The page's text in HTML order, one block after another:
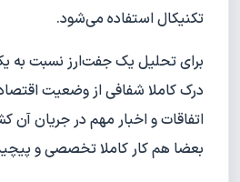
تکنیکال استفاده می‌شود.
برای تحلیل یک جفت‌ارز نسبت به
درک کاملا شفافی از وضعیت
اتفاقات و اخبار مهم در جریان آن
بعضا هم کار کاملا تخصصی و